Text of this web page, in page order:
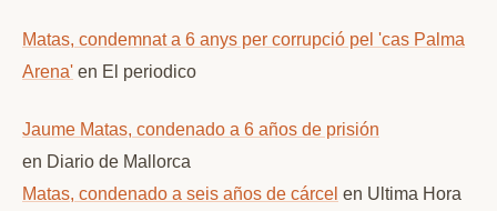
Matas, condemnat a 6 anys per corrupció pel 'cas Palma
Arena' en El periodico
Jaume Matas, condenado a 6 años de prisión
en Diario de Mallorca
Matas, condenado a seis años de cárcel en Ultima Hora